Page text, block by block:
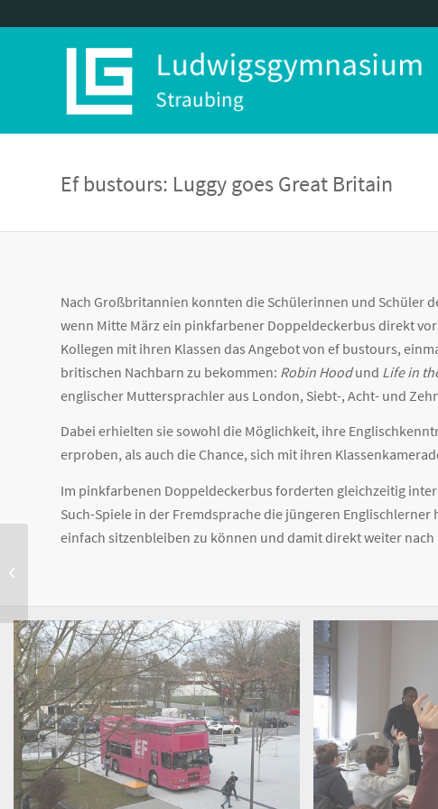
Ef bustours: Luggy goes Great Britain
Nach Großbritannien konnten die Schülerinnen und Schüler
wenn Mitte März ein pinkfarbener Doppeldeckerbus direkt
Kollegen mit ihren Klassen das Angebot von ef bustours,
britischen Nachbarn zu bekommen: Robin Hoodund Life in
englischer Muttersprachler aus London, Siebt-, Acht- und
Dabei erhielten sie sowohl die Möglichkeit, ihre
erproben, als auch die Chance, sich mit ihren
Im pinkfarbenen Doppeldeckerbus forderten gleichzeitig
Such-Spiele in der Fremdsprache die jüngeren
einfach sitzenbleiben zu können und damit direkt weiter